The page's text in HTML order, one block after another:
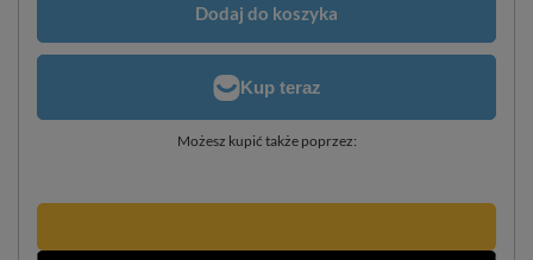
Dodaj do koszyka
Możesz kupić także poprzez: